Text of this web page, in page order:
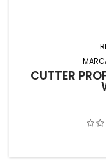
CUTTER